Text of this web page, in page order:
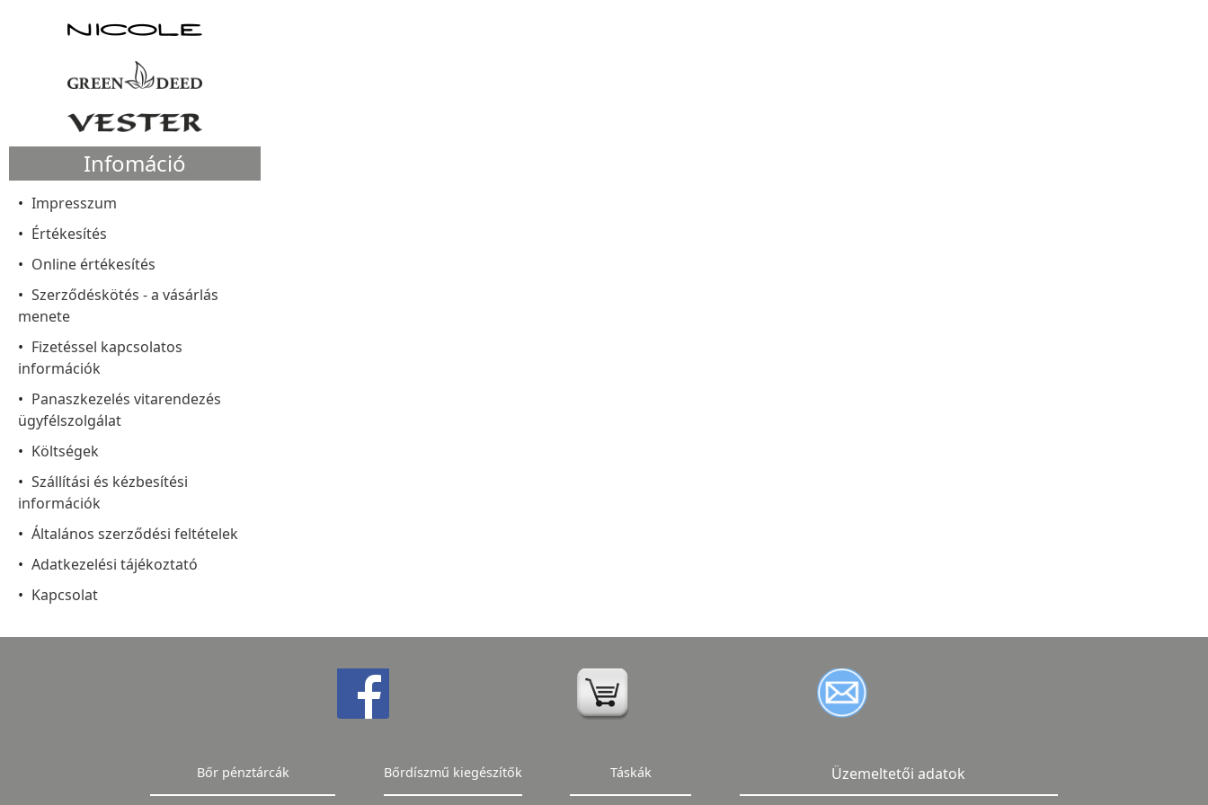
Infomáció
Impresszum
Értékesítés
Online értékesítés
Szerződéskötés - a vásárlás
menete
Fizetéssel kapcsolatos
információk
Panaszkezelés vitarendezés
ügyfélszolgálat
Költségek
Szállítási és kézbesítési
információk
Általános szerződési feltételek
Adatkezelési tájékoztató
Kapcsolat
Bőr pénztárcák Bőrdíszmű kiegészítők Táskák Üzemeltetői adatok